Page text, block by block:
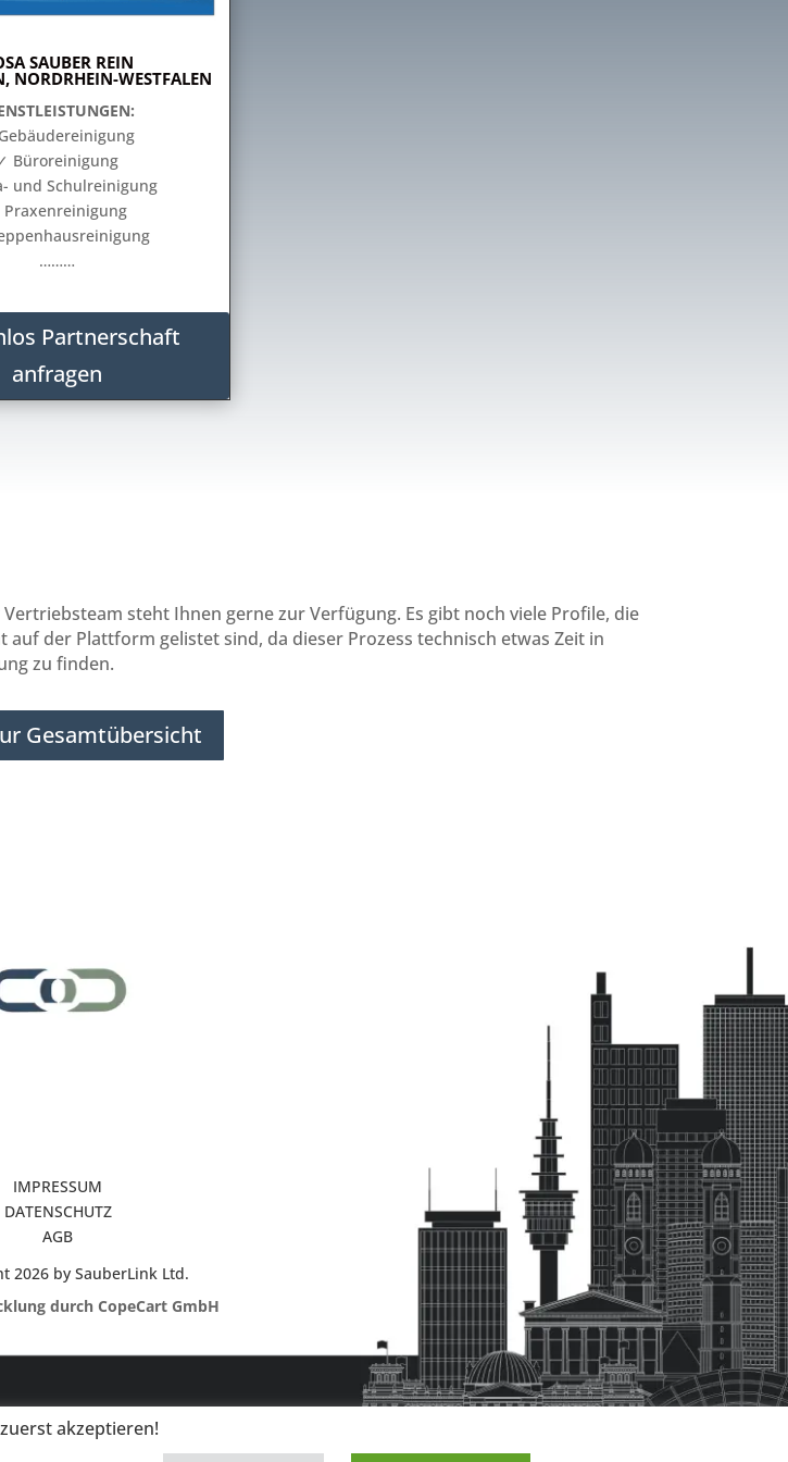
SAUBER REIN
NORDRHEIN-WESTFALEN
Büroreinigung
und Schulreinigung
………
Partnerschaft
anfragen
steht Ihnen gerne zur Verfügung. Es gibt noch viele Profile, die
der Plattform gelistet sind, da dieser Prozess technisch etwas Zeit in
zu finden.
Gesamtübersicht
IMPRESSUM
DATENSCHUTZ
AGB
2026 by SauberLink Ltd.
durch CopeCart GmbH
akzeptieren!